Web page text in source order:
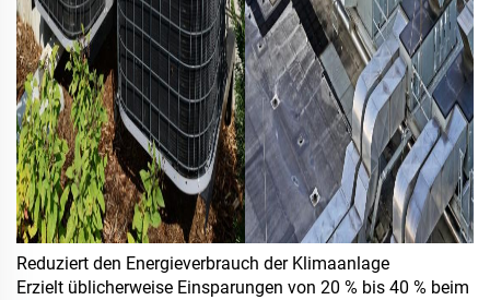
Reduziert den Energieverbrauch der Klimaanlage
Erzielt üblicherweise Einsparungen von 20 % bis 40 % beim